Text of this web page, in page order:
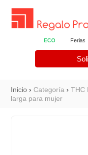
ECO Ferias
Inicio ›Categoría ›THC
larga para mujer